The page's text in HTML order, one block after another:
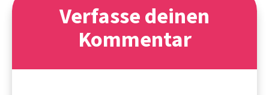
Verfasse deinen
Kommentar